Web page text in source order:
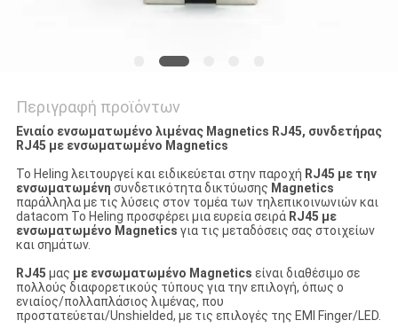
Περιγραφή προϊόντων
Ενιαίο ενσωματωμένο λιμένας Magnetics RJ45, συνδετήρας
RJ45 με ενσωματωμένο Magnetics
Το Heling λειτουργεί και ειδικεύεται στην παροχή RJ45 με την
ενσωματωμένη συνδετικότητα δικτύωσης Magnetics
παράλληλα με τις λύσεις στον τομέα των τηλεπικοινωνιών και
datacom Το Heling προσφέρει μια ευρεία σειρά RJ45 με
ενσωματωμένο Magnetics για τις μεταδόσεις σας στοιχείων
και σημάτων.
RJ45 μας με ενσωματωμένο Magnetics είναι διαθέσιμο σε
πολλούς διαφορετικούς τύπους για την επιλογή, όπως ο
ενιαίος/πολλαπλάσιος λιμένας, που
προστατεύεται/Unshielded, με τις επιλογές της EMI Finger/LED.